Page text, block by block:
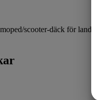
scooter-däck för landsväg.